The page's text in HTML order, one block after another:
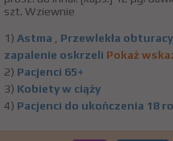
szt. Wziewnie
1) Astma , Przewlekła
zapalenie oskrzeli Pokaż
2) Pacjenci 65+
3) Kobiety w ciąży
4) Pacjenci do ukończenia 18